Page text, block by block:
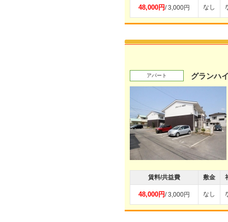
48,000円/ 3,000円 なし
アパート グランハ
賃料/共益費 敷金
48,000円/ 3,000円 なし